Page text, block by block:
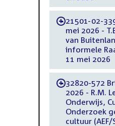
-21501-02-
mei 2026 -
van
informele
11 mei 2026
-32820-572
2026 - R.M.
Onderwijs,
Onderzoek
cultuur (AEF/